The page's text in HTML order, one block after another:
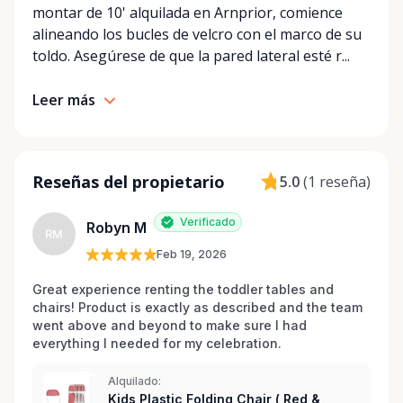
for your event. Local. Flexible. Reliable. That’s
Ottawa Valley Event Rentals — helping make special
moments even better across the Ottawa Valley.
montar de 10' alquilada en Arnprior, comience
alineando los bucles de velcro con el marco de su
toldo. Asegúrese de que la pared lateral esté r...
Leer más
Reseñas del propietario 5.0(1 reseña)
RM Robyn M Verificado
Feb 19, 2026
Great experience renting the toddler tables and
chairs! Product is exactly as described and the team
went above and beyond to make sure I had
everything I needed for my celebration.
Alquilado:
Kids Plastic Folding Chair ( Red &